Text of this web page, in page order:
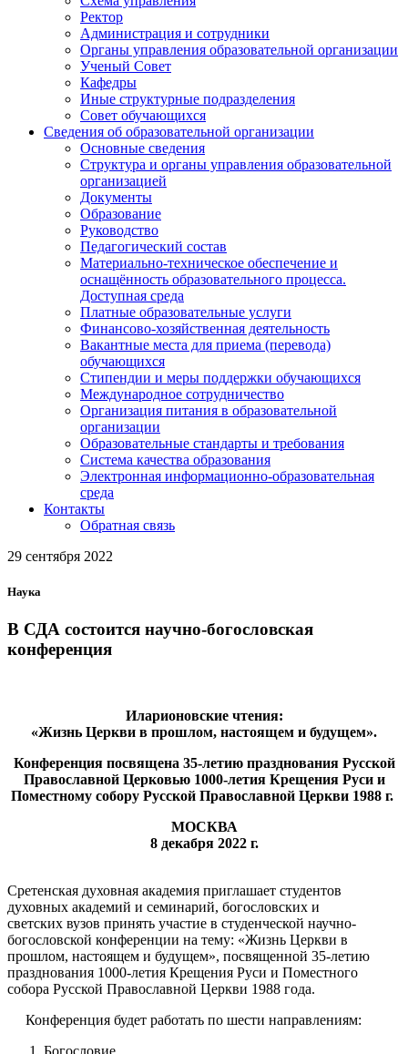
Ректор
Администрация и сотрудники
Органы управления образовательной организации
Ученый Совет
Кафедры
Иные структурные подразделения
Совет обучающихся
Сведения об образовательной организации
Основные сведения
Структура и органы управления образовательной
организацией
Документы
Образование
Руководство
Педагогический состав
Материально-техническое обеспечение и
оснащённость образовательного процесса.
Доступная среда
Платные образовательные услуги
Финансово-хозяйственная деятельность
Вакантные места для приема (перевода)
обучающихся
Стипендии и меры поддержки обучающихся
Международное сотрудничество
Организация питания в образовательной
организации
Образовательные стандарты и требования
Система качества образования
Электронная информационно-образовательная
среда
Контакты
Обратная связь
29 сентября 2022
Наука
В СДА состоится научно-богословская
конференция
Иларионовские чтения:
«Жизнь Церкви в прошлом, настоящем и будущем».
Конференция посвящена 35-летию празднования Русской
Православной Церковью 1000-летия Крещения Руси и
Поместному собору Русской Православной Церкви 1988 г.
МОСКВА
8 декабря 2022 г.
Сретенская духовная академия приглашает студентов
духовных академий и семинарий, богословских и
светских вузов принять участие в студенческой научно-
богословской конференции на тему: «Жизнь Церкви в
прошлом, настоящем и будущем», посвященной 35-летию
празднования 1000-летия Крещения Руси и Поместного
собора Русской Православной Церкви 1988 года.
Конференция будет работать по шести направлениям:
Богословие